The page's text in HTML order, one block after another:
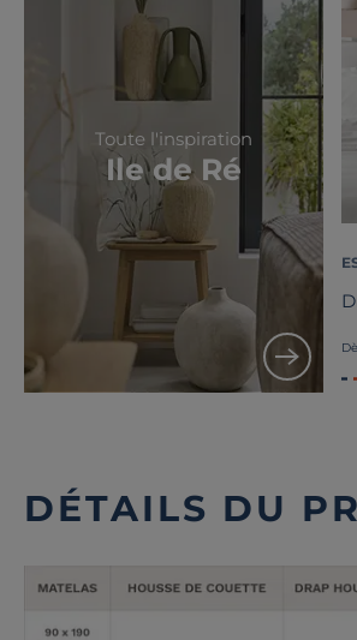
Toute l'inspiration
Ile de Ré
DÉTAILS DU